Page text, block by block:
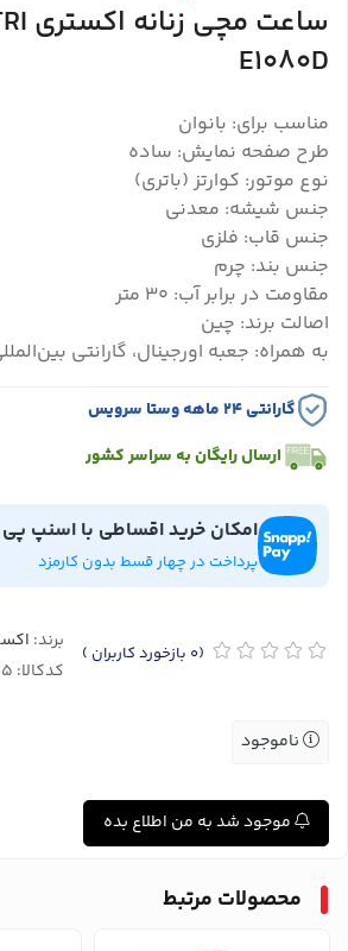
E1080D
مناسب برای: بانوان
طرح صفحه نمایش: ساده
نوع موتور: کوارتز (باتری)
جنس شیشه: معدنی
جنس قاب: فلزی
جنس بند: چرم
مقاومت در برابر آب: 30 متر
اصالت برند: چین
به همراه: جعبه اورجینال، گارانتی
گارانتی ۲۴ ماهه وستا سرویس
ارسال رایگان به سراسر کشور
امکان خرید اقساطی با اسنپ پی
پرداخت در چهار قسط بدون کارمزد
(0 بازخورد کاربران ) برند:
کدکالا:
ناموجود
موجود شد به من اطلاع بده
محصولات مرتبط